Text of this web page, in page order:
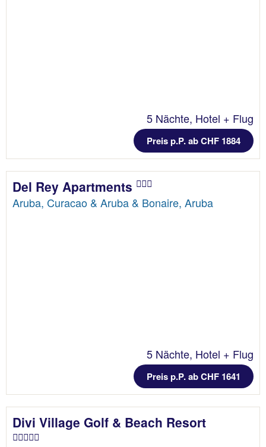
5 Nächte, Hotel + Flug
Preis p.P. ab CHF 1884
Del Rey Apartments
Aruba, Curacao & Aruba & Bonaire, Aruba
5 Nächte, Hotel + Flug
Preis p.P. ab CHF 1641
Divi Village Golf & Beach Resort